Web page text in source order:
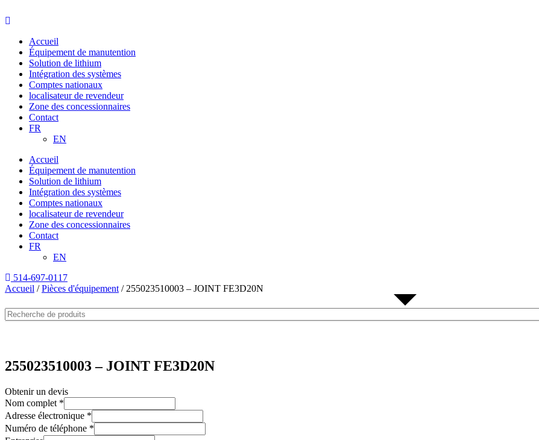
au
Accueil
Équipement de manutention
Solution de lithium
Intégration des systèmes
Comptes nationaux
localisateur de revendeur
Zone des concessionnaires
Contact
FR
EN
Accueil
Équipement de manutention
Solution de lithium
Intégration des systèmes
Comptes nationaux
localisateur de revendeur
Zone des concessionnaires
Contact
FR
EN
514-697-0117
Accueil /Pièces d'équipement / 255023510003 – JOINT FE3D20N
255023510003 – JOINT FE3D20N
Obtenir un devis
Nom complet *
Adresse électronique *
Numéro de téléphone *